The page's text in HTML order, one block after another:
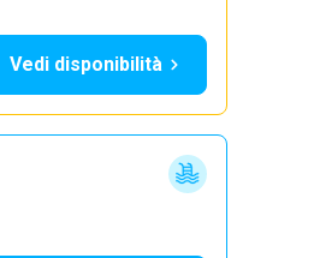
Vedi disponibilità